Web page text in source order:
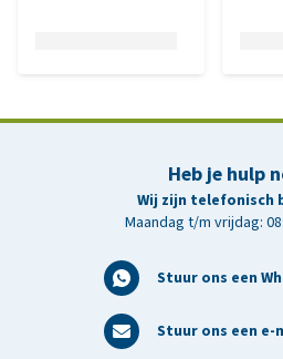
Heb je hulp
Wij zijn telefonisch
Maandag t/m vrijdag:
Stuur ons een
Stuur ons een e-